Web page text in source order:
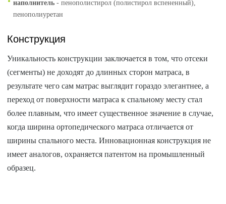
наполнитель - пенополистирол (полистирол вспененный),
пенополиуретан
Конструкция
Уникальность конструкции заключается в том, что отсеки
(сегменты) не доходят до длинных сторон матраса, в
результате чего сам матрас выглядит гораздо элегантнее, а
переход от поверхности матраса к спальному месту стал
более плавным, что имеет существенное значение в случае,
когда ширина ортопедического матраса отличается от
ширины спального места. Инновационная конструкция не
имеет аналогов, охраняется патентом на промышленный
образец.